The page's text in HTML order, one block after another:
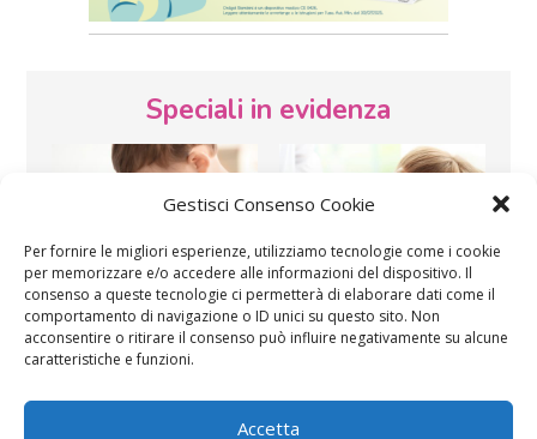
Gestisci Consenso Cookie
Per fornire le migliori esperienze, utilizziamo tecnologie come i cookie
per memorizzare e/o accedere alle informazioni del dispositivo. Il
consenso a queste tecnologie ci permetterà di elaborare dati come il
comportamento di navigazione o ID unici su questo sito. Non
acconsentire o ritirare il consenso può influire negativamente su alcune
caratteristiche e funzioni.
Accetta
Speciali in evidenza
Vaccini SOS Pediatra